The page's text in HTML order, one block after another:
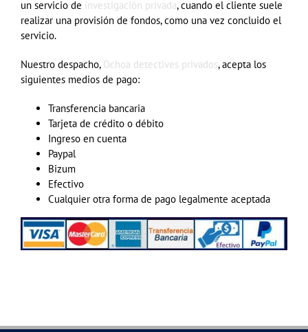
un servicio de investigación privada, cuando el cliente suele
realizar una provisión de fondos, como una vez concluido el
servicio.
Nuestro despacho, Ochoa detectives privados, acepta los
siguientes medios de pago:
Transferencia bancaria
Tarjeta de crédito o débito
Ingreso en cuenta
Paypal
Bizum
Efectivo
Cualquier otra forma de pago legalmente aceptada